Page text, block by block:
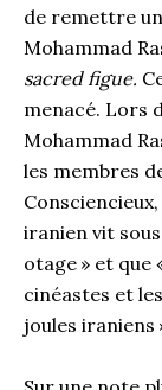
de remettre
Mohammad
sacred figue.
menacé. Lors
Mohammad
les membres
iranien vit
otage » et que
cinéastes et
joules iraniens